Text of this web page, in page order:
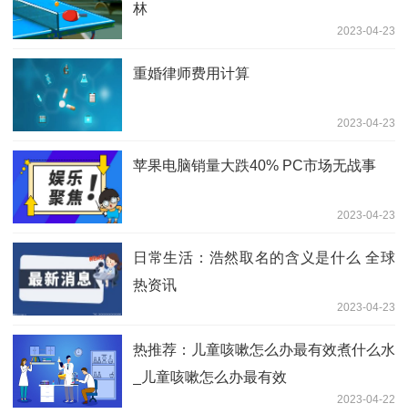
林
2023-04-23
重婚律师费用计算
2023-04-23
苹果电脑销量大跌40% PC市场无战事
2023-04-23
日常生活：浩然取名的含义是什么 全球
热资讯
2023-04-23
热推荐：儿童咳嗽怎么办最有效煮什么水
_儿童咳嗽怎么办最有效
2023-04-22